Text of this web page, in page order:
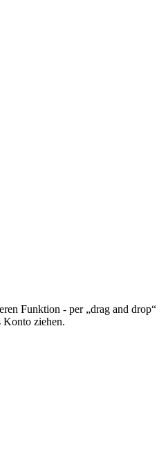
Funktion - per „drag and drop“
Konto ziehen.